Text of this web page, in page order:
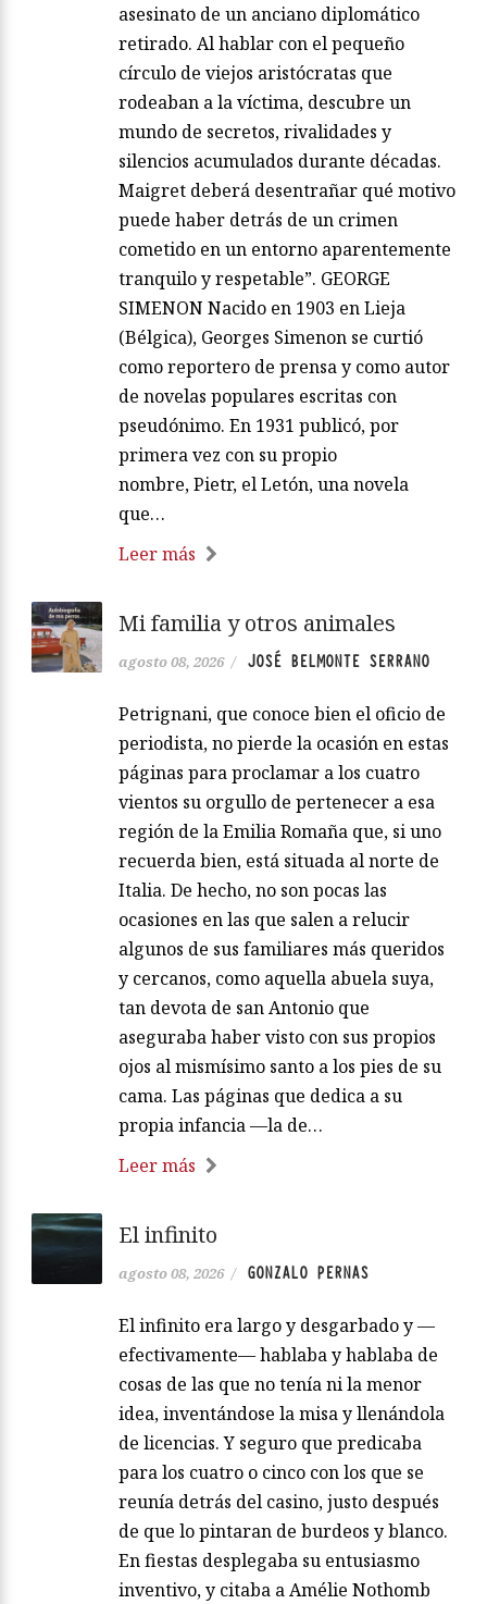
asesinato de un anciano diplomático
retirado. Al hablar con el pequeño
círculo de viejos aristócratas que
rodeaban a la víctima, descubre un
mundo de secretos, rivalidades y
silencios acumulados durante décadas.
Maigret deberá desentrañar qué motivo
puede haber detrás de un crimen
cometido en un entorno aparentemente
tranquilo y respetable”. GEORGE
SIMENON Nacido en 1903 en Lieja
(Bélgica), Georges Simenon se curtió
como reportero de prensa y como autor
de novelas populares escritas con
pseudónimo. En 1931 publicó, por
primera vez con su propio
nombre, Pietr, el Letón, una novela
que…
Leer más
Mi familia y otros animales
agosto 08, 2026 / JOSÉ BELMONTE SERRANO
Petrignani, que conoce bien el oficio de
periodista, no pierde la ocasión en estas
páginas para proclamar a los cuatro
vientos su orgullo de pertenecer a esa
región de la Emilia Romaña que, si uno
recuerda bien, está situada al norte de
Italia. De hecho, no son pocas las
ocasiones en las que salen a relucir
algunos de sus familiares más queridos
y cercanos, como aquella abuela suya,
tan devota de san Antonio que
aseguraba haber visto con sus propios
ojos al mismísimo santo a los pies de su
cama. Las páginas que dedica a su
propia infancia —la de…
Leer más
El infinito
agosto 08, 2026 / GONZALO PERNAS
El infinito era largo y desgarbado y —
efectivamente— hablaba y hablaba de
cosas de las que no tenía ni la menor
idea, inventándose la misa y llenándola
de licencias. Y seguro que predicaba
para los cuatro o cinco con los que se
reunía detrás del casino, justo después
de que lo pintaran de burdeos y blanco.
En fiestas desplegaba su entusiasmo
inventivo, y citaba a Amélie Nothomb